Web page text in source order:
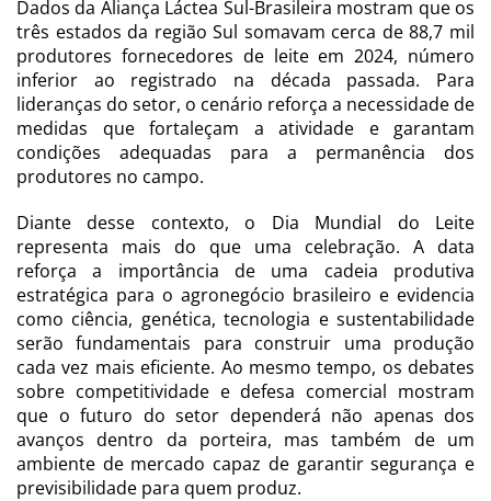
Dados da Aliança Láctea Sul-Brasileira mostram que os
três estados da região Sul somavam cerca de 88,7 mil
produtores fornecedores de leite em 2024, número
inferior ao registrado na década passada. Para
lideranças do setor, o cenário reforça a necessidade de
medidas que fortaleçam a atividade e garantam
condições adequadas para a permanência dos
produtores no campo.
Diante desse contexto, o Dia Mundial do Leite
representa mais do que uma celebração. A data
reforça a importância de uma cadeia produtiva
estratégica para o agronegócio brasileiro e evidencia
como ciência, genética, tecnologia e sustentabilidade
serão fundamentais para construir uma produção
cada vez mais eficiente. Ao mesmo tempo, os debates
sobre competitividade e defesa comercial mostram
que o futuro do setor dependerá não apenas dos
avanços dentro da porteira, mas também de um
ambiente de mercado capaz de garantir segurança e
previsibilidade para quem produz.